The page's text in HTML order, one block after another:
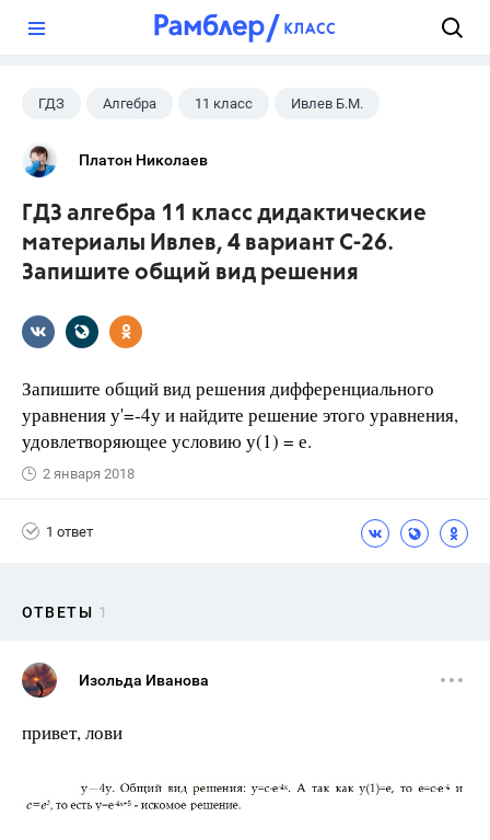
ГДЗ Алгебра 11 класс Ивлев Б.М.
Платон Николаев
ГДЗ алгебра 11 класс дидактические
материалы Ивлев, 4 вариант С-26.
Запишите общий вид решения
Запишите общий вид решения дифференциального
уравнения у'=-4у и найдите решение этого уравнения,
удовлетворяющее условию у(1) = е.
2 января 2018
1 ответ
ОТВЕТЫ 1
Изольда Иванова
привет, лови